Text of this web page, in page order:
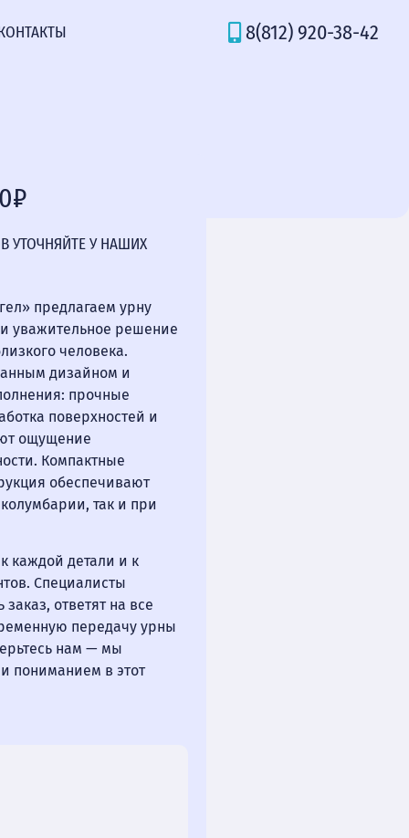
8(812) 920-38-42
УТОЧНЯЙТЕ У НАШИХ
предлагаем урну
уважительное решение
человека.
дизайном и
прочные
поверхностей и
ощущение
Компактные
обеспечивают
так и при
каждой детали и к
Специалисты
ответят на все
передачу урны
нам — мы
пониманием в этот